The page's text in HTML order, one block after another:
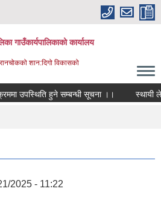
गाउँकार्यपालिकाको कार्यालय
शान:दिगो विकासको
उपस्थिति हुने सम्बन्धी सूचना ।। स्थायी
2025 - 11:22